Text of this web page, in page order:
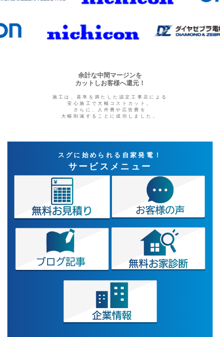
余計な中間マージンを
カットしお客様へ還元！
施工は、基準を満たした認定工事店による
安心施工で大幅コストカット。
さらに、人件費や広告費を
大幅削減することに成功しました。
スグに始められる自家発電！
サービスメニュー